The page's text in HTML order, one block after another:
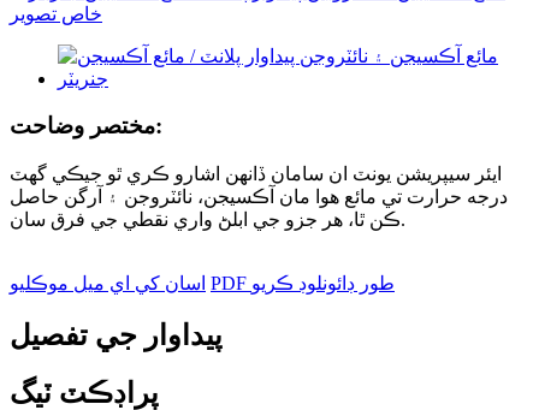
مختصر وضاحت:
ايئر سيپريشن يونٽ ان سامان ڏانهن اشارو ڪري ٿو جيڪي گهٽ
درجه حرارت تي مائع هوا مان آڪسيجن، نائٽروجن ۽ آرگن حاصل
ڪن ٿا، هر جزو جي ابلڻ واري نقطي جي فرق سان.
اسان کي اي ميل موڪليو PDF طور ڊائونلوڊ ڪريو
پيداوار جي تفصيل
پراڊڪٽ ٽيگ